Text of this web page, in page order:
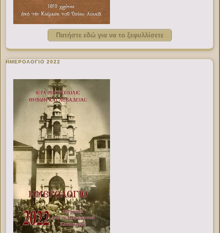
Πατήστε εδώ για να το ξεφυλλίσετε
ΗΜΕΡΟΛΟΓΙΟ 2022